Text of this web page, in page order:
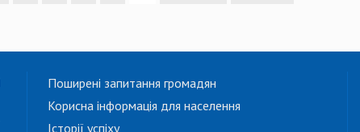
Поширені запитання громадян
Корисна інформація для населення
Історії успіху